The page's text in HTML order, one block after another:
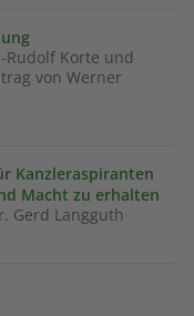
Rudolf Korte und
von Werner
Kanzleraspiranten
Macht zu erhalten
Gerd Langguth